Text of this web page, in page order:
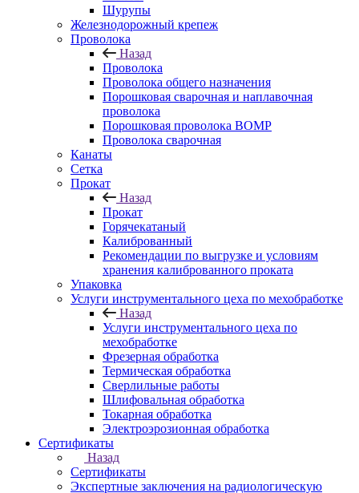
Шурупы
Железнодорожный крепеж
Проволока
Назад
Проволока
Проволока общего назначения
Порошковая сварочная и наплавочная
проволока
Порошковая проволока ВОМР
Проволока сварочная
Канаты
Сетка
Прокат
Назад
Прокат
Горячекатаный
Калиброванный
Рекомендации по выгрузке и условиям
хранения калиброванного проката
Упаковка
Услуги инструментального цеха по мехобработке
Назад
Услуги инструментального цеха по
мехобработке
Фрезерная обработка
Термическая обработка
Сверлильные работы
Шлифовальная обработка
Токарная обработка
Электроэрозионная обработка
Сертификаты
Назад
Сертификаты
Экспертные заключения на радиологическую